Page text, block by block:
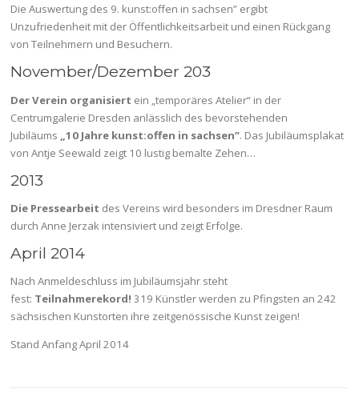
Die Auswertung des 9. kunst:offen in sachsen” ergibt
Unzufriedenheit mit der Öffentlichkeitsarbeit und einen Rückgang
von Teilnehmern und Besuchern.
November/Dezember 203
Der Verein organisiert ein „temporäres Atelier“ in der
Centrumgalerie Dresden anlässlich des bevorstehenden
Jubiläums
„10 Jahre kunst:offen in sachsen”. Das Jubiläumsplakat
von Antje Seewald zeigt 10 lustig bemalte Zehen…
2013
Die Pressearbeit des Vereins wird besonders im Dresdner Raum
durch Anne Jerzak intensiviert und zeigt Erfolge.
April 2014
Nach Anmeldeschluss im Jubiläumsjahr steht
fest: Teilnahmerekord! 319 Künstler werden zu Pfingsten an 242
sächsischen Kunstorten ihre zeitgenössische Kunst zeigen!
Stand Anfang April 2014